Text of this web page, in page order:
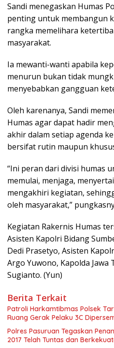
Sandi menegaskan Humas
penting untuk membangun
rangka memelihara
masyarakat.
Ia mewanti-wanti apabila
menurun bukan tidak
menyebabkan gangguan
Oleh karenanya, Sandi
Humas agar dapat hadir
akhir dalam setiap agenda
bersifat rutin maupun
“Ini peran dari divisi humas
memulai, menjaga,
mengakhiri kegiatan,
oleh masyarakat,”
Kegiatan Rakernis Humas
Asisten Kapolri Bidang
Dedi Prasetyo, Asisten
Argo Yuwono, Kapolda Jawa
Sugianto. (Yun)
Berita Terkait
Patroli Harkamtibmas Polsek
Ruang Gerak Pelaku 3C
Polres Pasuruan Tegaskan
2017 Telah Tuntas dan